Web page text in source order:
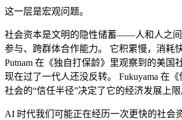
这一层是宏观问题。
社会资本是文明的隐性储蓄——人和人之
参与、跨群体合作能力。 它积累慢，消耗
Putnam 在《独自打保龄》里观察到的美国
现在过了一代人还没反转。 Fukuyama 在《
社会的“信任半径”决定了它的经济发展上限
AI 时代我们可能正在经历一次更快的社会